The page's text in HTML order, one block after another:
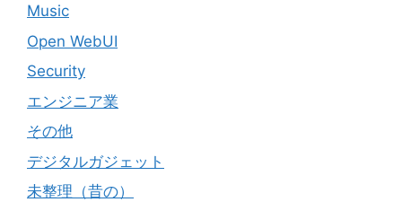
Music
Open WebUI
Security
エンジニア業
その他
デジタルガジェット
未整理（昔の）